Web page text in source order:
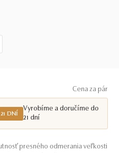
Cena za pár
DNÍ
Vyrobíme a doručíme do
21 dní
presného odmerania veľkosti